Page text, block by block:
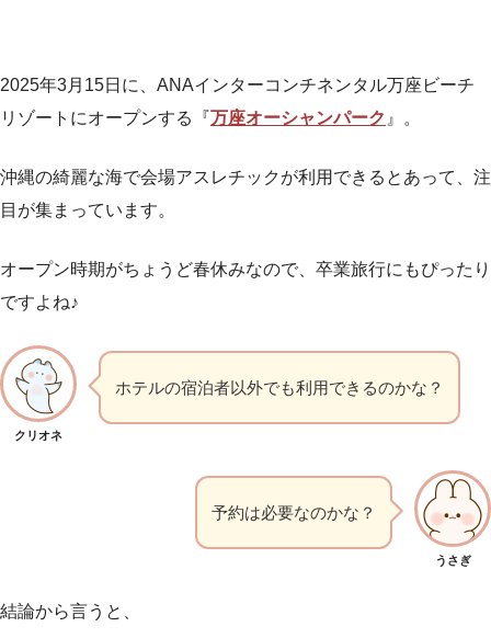
2025年3月15日に、ANAインターコンチネンタル万座ビーチ
リゾートにオープンする『万座オーシャンパーク 』。
沖縄の綺麗な海で会場アスレチックが利用できるとあって、注
目が集まっています。
オープン時期がちょうど春休みなので、卒業旅行にもぴったり
ですよね♪
クリオネ
ホテルの宿泊者以外でも利用できるのかな？
うさぎ
予約は必要なのかな？
結論から言うと、